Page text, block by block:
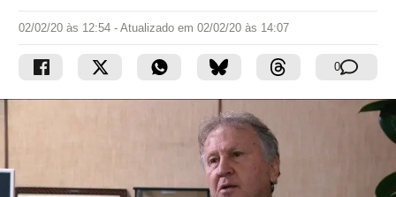
02/02/20 às 12:54 - Atualizado em 02/02/20 às 14:07
0